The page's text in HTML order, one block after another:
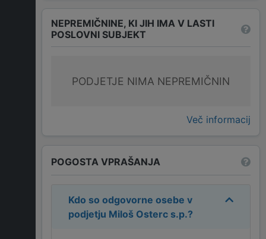
NEPREMIČNINE, KI JIH IMA V LASTI
POSLOVNI SUBJEKT
PODJETJE NIMA NEPREMIČNIN
Več informacij
POGOSTA VPRAŠANJA
Kdo so odgovorne osebe v
podjetju Miloš Osterc s.p.?